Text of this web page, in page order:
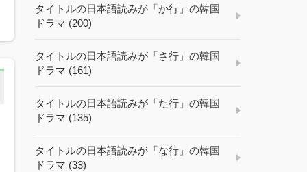
タイトルの日本語読みが「か行」の韓国
ドラマ (200)
タイトルの日本語読みが「さ行」の韓国
ドラマ (161)
タイトルの日本語読みが「た行」の韓国
ドラマ (135)
タイトルの日本語読みが「な行」の韓国
ドラマ (33)